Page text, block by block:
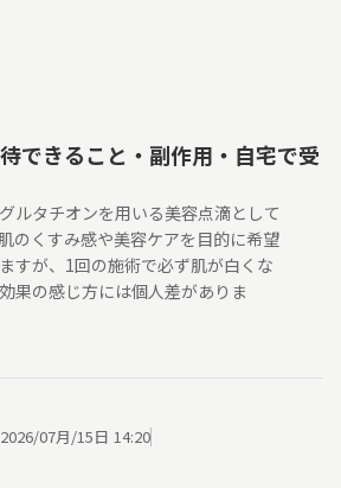
できること・副作用・自宅で受
ルタチオンを用いる美容点滴として
のくすみ感や美容ケアを目的に希望
すが、1回の施術で必ず肌が白くな
果の感じ方には個人差がありま
2026/07月/15日 14:20